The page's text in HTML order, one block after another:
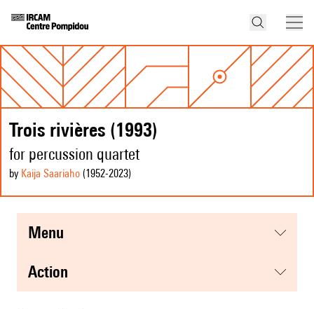
Trois rivières (1993)
for percussion quartet
by Kaija Saariaho (1952-2023)
menu
action